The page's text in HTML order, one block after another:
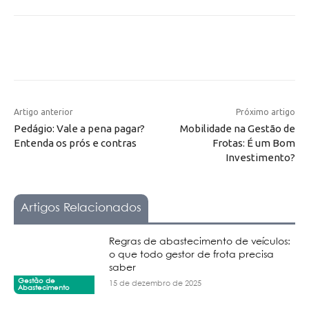
Artigo anterior
Pedágio: Vale a pena pagar?
Entenda os prós e contras
Próximo artigo
Mobilidade na Gestão de
Frotas: É um Bom
Investimento?
Artigos Relacionados
Gestão de
Abastecimento
Regras de abastecimento de veículos:
o que todo gestor de frota precisa
saber
15 de dezembro de 2025